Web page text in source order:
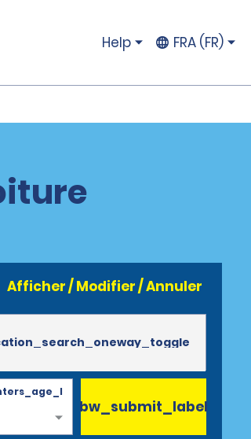
Help FRA (FR)
Afficher / Modifier / Annuler
bw_submit_label